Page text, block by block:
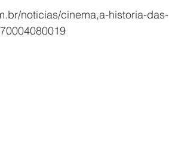
noticias/cinema,a-historia-das-